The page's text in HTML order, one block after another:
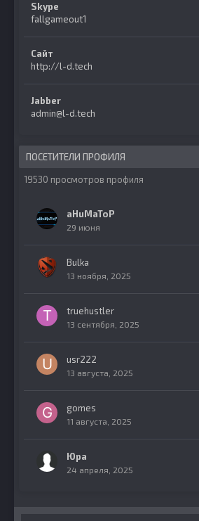
Skype
fallgameout1
Сайт
http://l-d.tech
Jabber
admin@l-d.tech
ПОСЕТИТЕЛИ ПРОФИЛЯ
19530 просмотров профиля
aHuMaToP
29 июня
Bulka
13 ноября, 2025
truehustler
13 сентября, 2025
usr222
13 августа, 2025
gomes
11 августа, 2025
Юра
24 апреля, 2025